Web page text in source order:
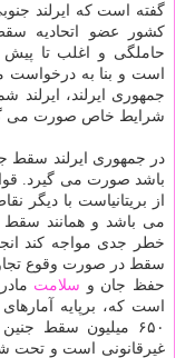
حاملگی و اغلب تا پیش
جمهوری ایرلند، ایرلند
شرایط خاص صورت می
در جمهوری ایرلند سقط
باشد صورت می گیرد.
از بریتانیاست با دیگر
می باشد و همانند سقط
خطر جدی مواجه كند
سقط در صورت وقوع
حفظ جان و سلامت
است كه، برپایه
غیرقانونی است و تحت